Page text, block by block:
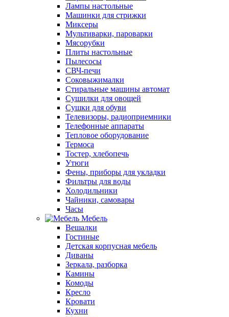
Лампы настольные
Машинки для стрижки
Миксеры
Мультиварки, пароварки
Мясорубки
Плиты настольные
Пылесосы
СВЧ-печи
Соковыжималки
Стиральные машины автомат
Сушилки для овощей
Сушки для обуви
Телевизоры, радиоприемники
Телефонные аппараты
Тепловое оборудование
Термоса
Тостер, хлебопечь
Утюги
Фены, приборы для укладки
Фильтры для воды
Холодильники
Чайники, самовары
Часы
Мебель
Вешалки
Гостиные
Детская корпусная мебель
Диваны
Зеркала, разборка
Камины
Комоды
Кресло
Кровати
Кухни